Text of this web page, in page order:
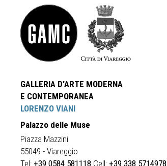
GALLERIA D'ARTE MODERNA
E CONTEMPORANEA
LORENZO VIANI
Palazzo delle Muse
Piazza Mazzini
55049 - Viareggio
Tel: +39 0584 581118 Cell: +39 338 5714978